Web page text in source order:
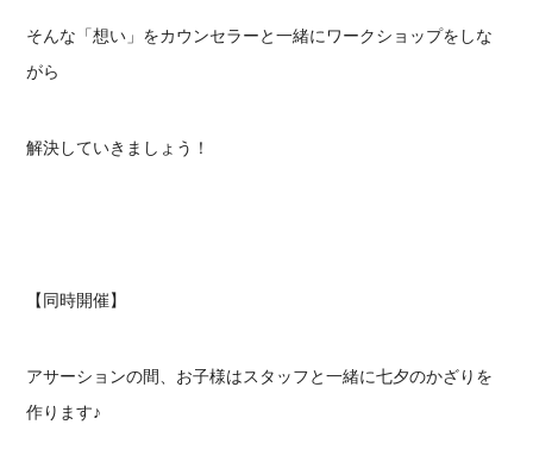
そんな「想い」をカウンセラーと一緒にワークショップをしな
がら
解決していきましょう！
【同時開催】
アサーションの間、 お子様はスタッフと一緒に七夕のかざりを
作ります♪